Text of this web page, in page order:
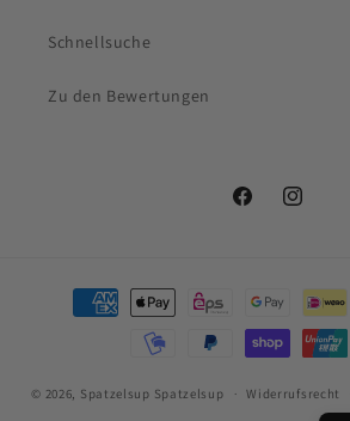
Schnellsuche
Zu den Bewertungen
FacebookInstagram
Zahlungsmethoden
© 2026, Spatzelsup Spatzelsup Widerrufsrecht